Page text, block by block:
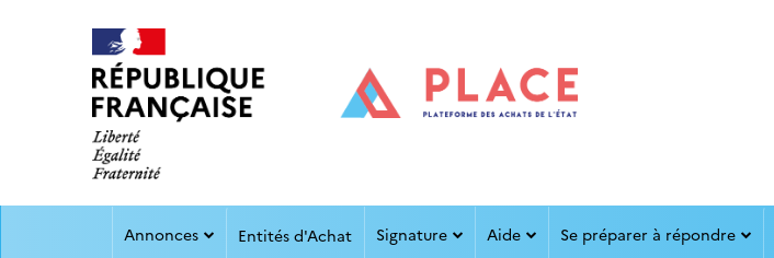
Annonces Entités d'Achat Signature Aide Se préparer à répondre